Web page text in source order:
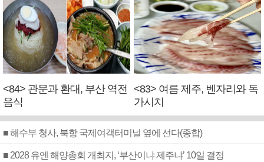
<84> 관문과 환대, 부산 역전
음식
<83> 여름 제주, 벤자리와 독
가시치
■ 해수부 청사, 북항 국제여객터미널 옆에 선다(종합)
■ 2028 유엔 해양총회 개최지, ‘부산이냐 제주냐’ 10일 결정